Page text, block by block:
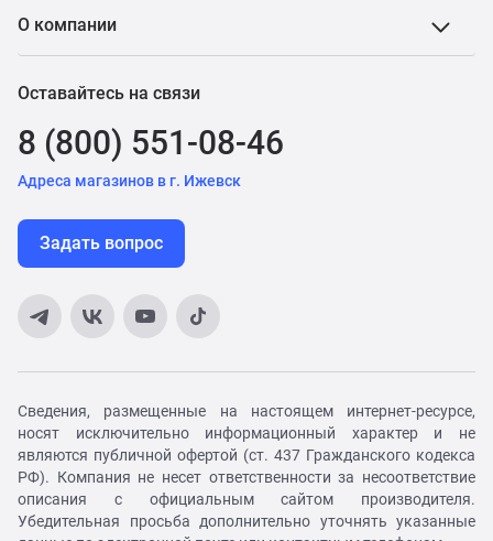
О компании
Оставайтесь на связи
8 (800) 551-08-46
Адреса магазинов в г. Ижевск
Задать вопрос
Сведения, размещенные на настоящем интернет-ресурсе,
носят исключительно информационный характер и не
являются публичной офертой (ст. 437 Гражданского кодекса
РФ). Компания не несет ответственности за несоответствие
описания с официальным сайтом производителя.
Убедительная просьба дополнительно уточнять указанные